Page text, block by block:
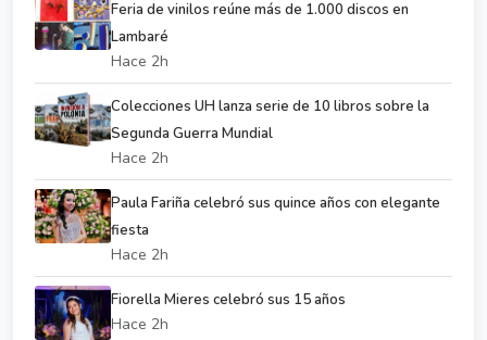
Feria de vinilos reúne más de 1.000 discos en
Lambaré
Hace 2h
Colecciones UH lanza serie de 10 libros sobre la
Segunda Guerra Mundial
Hace 2h
Paula Fariña celebró sus quince años con elegante
fiesta
Hace 2h
Fiorella Mieres celebró sus 15 años
Hace 2h